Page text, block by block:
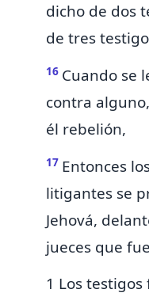
dicho de dos
de tres
16 Cuando se
contra
él rebelión,
17 Entonces
litigantes se
Jehová,
jueces que
1 Los testigos